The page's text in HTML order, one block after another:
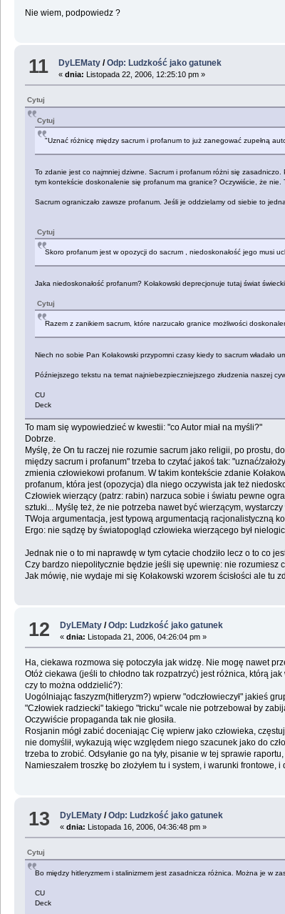
Nie wiem, podpowiedz ?
11 DyLEMaty /Odp: Ludzkość jako gatunek
«dnia: Listopada 22, 2006, 12:25:10 pm »
Cytuj
Cytuj
"Uznać różnicę między sacrum i profanum to już zanegować zupełną
To zdanie jest co najmniej dziwne. Sacrum i profanum różni się
tym kontekście doskonalenie się profanum ma granice? Oczywiście, że
Sacrum ograniczało zawsze profanum. Jeśli je oddzielamy od siebie to
Cytuj
Skoro profanum jest w opozycji do sacrum , niedoskonałość jego musi
Jaka niedoskonałość profanum? Kołakowski deprecjonuje tutaj świat
Cytuj
Razem z zanikiem sacrum, które narzucało granice możliwości
Niech no sobie Pan Kołakowski przypomni czasy kiedy to sacrum władało
Późniejszego tekstu na temat najniebezpieczniejszego złudzenia naszej
CU
Deck
To mam się wypowiedzieć w kwestii: "co Autor miał na myśli?"
Dobrze.
Myślę, że On tu raczej nie rozumie sacrum jako religii, po prostu,
między sacrum i profanum" trzeba to czytać jakoś tak: "uznać/
zmienia człowiekowi profanum. W takim kontekście zdanie
profanum, która jest (opozycja) dla niego oczywista jak też
Człowiek wierzący (patrz: rabin) narzuca sobie i światu pewne
sztuki... Myślę też, że nie potrzeba nawet być wierzącym,
TWoja argumentacja, jest typową argumentacją racjonalistyczną
Ergo: nie sądzę by światopogląd człowieka wierzącego był
Jednak nie o to mi naprawdę w tym cytacie chodziło lecz o to co
Czy bardzo niepolitycznie będzie jeśli się upewnię: nie rozumiesz
Jak mówię, nie wydaje mi się Kołakowski wzorem ścisłości ale
12 DyLEMaty /Odp: Ludzkość jako gatunek
«dnia: Listopada 21, 2006, 04:26:04 pm »
Ha, ciekawa rozmowa się potoczyła jak widzę. Nie mogę nawet
Otóż ciekawa (jeśli to chłodno tak rozpatrzyć) jest różnica, którą
czy to można oddzielić?):
Uogólniając faszyzm(hitleryzm?) wpierw "odczłowieczył" jakieś
"Człowiek radziecki" takiego "tricku" wcale nie potrzebował by
Oczywiście propaganda tak nie głosiła.
Rosjanin mógł zabić doceniając Cię wpierw jako człowieka,
nie domyślił, wykazują więc względem niego szacunek jako do
trzeba to zrobić. Odsyłanie go na tyły, pisanie w tej sprawie
Namieszałem troszkę bo złożyłem tu i system, i warunki frontowe,
13 DyLEMaty /Odp: Ludzkość jako gatunek
«dnia: Listopada 16, 2006, 04:36:48 pm »
Cytuj
Bo między hitleryzmem i stalinizmem jest zasadnicza różnica. Można je w
CU
Deck